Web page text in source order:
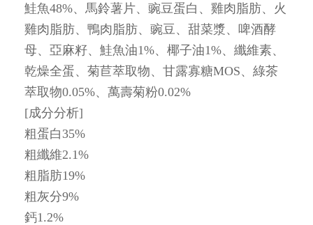
鮭魚48%、馬鈴薯片、豌豆蛋白、雞肉脂肪、火
雞肉脂肪、鴨肉脂肪、豌豆、甜菜漿、啤酒酵
母、亞麻籽、鮭魚油1%、椰子油1%、纖維素、
乾燥全蛋、菊苣萃取物、甘露寡糖MOS、綠茶
萃取物0.05%、萬壽菊粉0.02%
[成分分析]
粗蛋白35%
粗纖維2.1%
粗脂肪19%
粗灰分9%
鈣1.2%